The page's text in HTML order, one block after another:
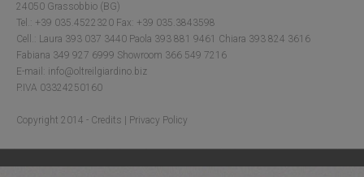
24050 Grassobbio (BG)
Tel.: +39 035.4522320 Fax: +39 035.3843598
Cell.: Laura 393 037 3440 Paola 393 881 9461 Chiara 393 824 3616
Fabiana 349 927 6999 Showroom 366 549 7216
E-mail: info@oltreilgiardino.biz
P.IVA 03324250160
Copyright 2014 - Credits Privacy Policy